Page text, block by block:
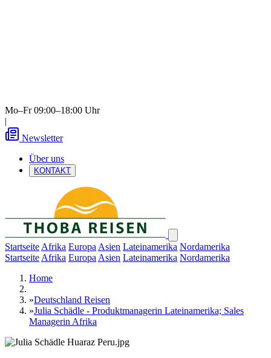
Mo–Fr 09:00–18:00 Uhr
|
Newsletter
Über uns
KONTAKT
Startseite Afrika Europa Asien Lateinamerika Nordamerika
Startseite Afrika Europa Asien Lateinamerika Nordamerika
Home
»Deutschland Reisen
»Julia Schädle - Produktmanagerin Lateinamerika; Sales
Managerin Afrika